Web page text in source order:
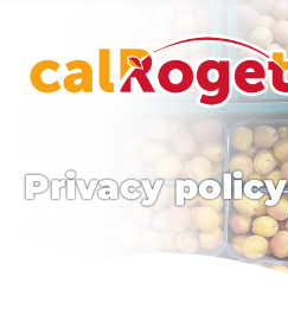
Privacy policy